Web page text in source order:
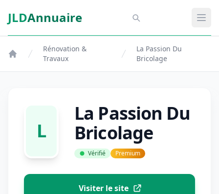
Aspect SDM
JLDAnnuaire
Rénovation &
Travaux
La Passion Du
Bricolage
L
La Passion Du
Bricolage
Vérifié Premium
Visiter le site